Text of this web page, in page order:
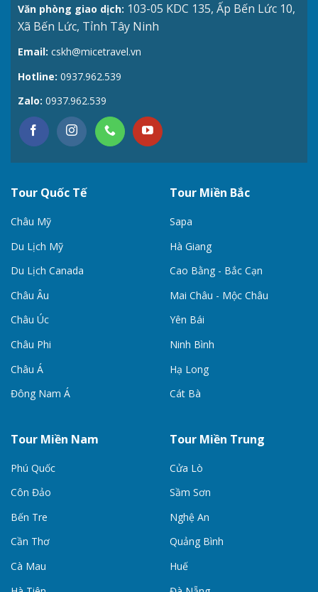
Văn phòng giao dịch: 103-05 KDC 135, Ấp Bến Lức 10,
Xã Bến Lức, Tỉnh Tây Ninh
Email: cskh@micetravel.vn
Hotline: 0937.962.539
Zalo: 0937.962.539
Tour Quốc Tế
Châu Mỹ
Du Lịch Mỹ
Du Lịch Canada
Châu Âu
Châu Úc
Châu Phi
Châu Á
Đông Nam Á
Tour Miền Bắc
Sapa
Hà Giang
Cao Bằng - Bắc Cạn
Mai Châu - Mộc Châu
Yên Bái
Ninh Bình
Hạ Long
Cát Bà
Tour Miền Nam
Phú Quốc
Côn Đảo
Bến Tre
Cần Thơ
Cà Mau
Tour Miền Trung
Cửa Lò
Sầm Sơn
Nghệ An
Quảng Bình
Huế